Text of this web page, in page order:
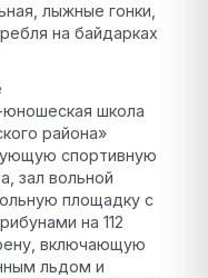
лыжные гонки,
на байдарках
юношеская школа
района»
спортивную
зал вольной
площадку с
на 112
включающую
льдом и